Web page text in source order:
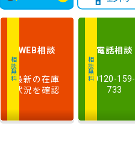
行
距
少ない順
相談無料
WEB相談
最新の在庫
状況を確認
相談無料
電話相談
0120-159-
733